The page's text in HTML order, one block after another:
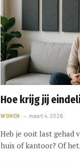
Hoe krijg jij
WONEN maart 4, 2026
Heb je ooit last gehad
huis of kantoor? Of